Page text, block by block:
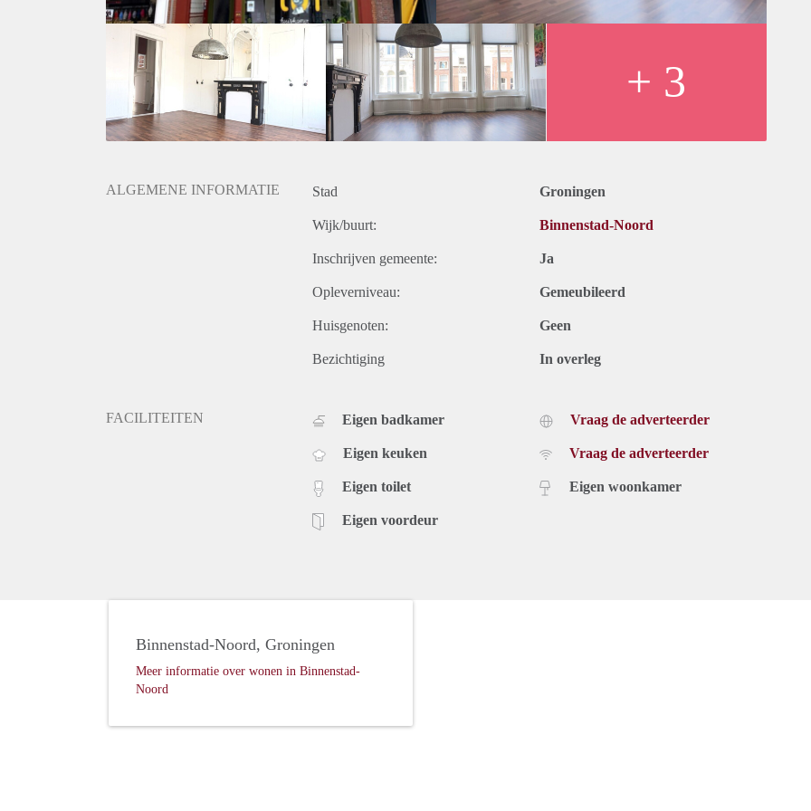
Telefonische reacties kunnen wij helaas niet in behandeling nemen. De volgorde van binnengekomen reacties
bepaalt welke kandidaten worden uitgenodigd voor de eerste selectie. Vanwege het grote aantal aanvragen kunnen
wij niet op iedereen reageren. Wij nodigen doorgaans circa 5 kandidaten uit voor een bezichtiging. We kunnen
helaas niet iedereen persoonlijk beantwoorden of uitnodigen.
+ 3
ALGEMENE INFORMATIE Stad Groningen
Wijk/buurt: Binnenstad-Noord
Inschrijven gemeente: Ja
Opleverniveau: Gemeubileerd
Huisgenoten: Geen
Bezichtiging In overleg
FACILITEITEN Eigen badkamer
Eigen keuken
Eigen toilet
Eigen voordeur
Vraag de adverteerder
Vraag de adverteerder
Eigen woonkamer
Binnenstad-Noord, Groningen
Meer informatie over wonen in Binnenstad-
Noord